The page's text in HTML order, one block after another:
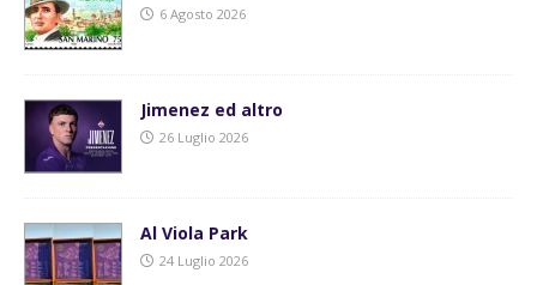
6 Agosto 2026
Jimenez ed altro
26 Luglio 2026
Al Viola Park
24 Luglio 2026